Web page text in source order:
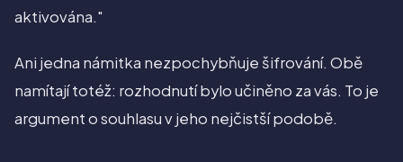
aktivována."
Ani jedna námitka nezpochybňuje šifrování. Obě
namítají totéž: rozhodnutí bylo učiněno za vás. To je
argument o souhlasu v jeho nejčistší podobě.